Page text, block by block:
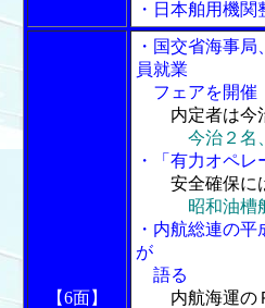
・日本舶用機
【6面】
・国交省海事
員就業
フェアを開催
内定者は今
今治２名
・「有力オペ
安全確保に
昭和油
・内航総連の
が
語る
内航海運の